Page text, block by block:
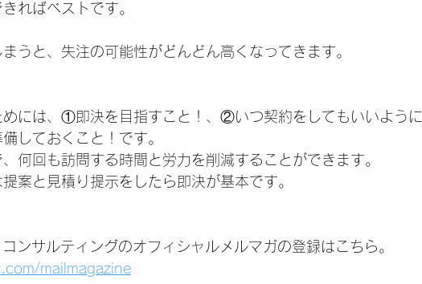
ればベストです。
うと、失注の可能性がどんどん高くなってきます。
めには、①即決を目指すこと！、②いつ契約をしてもいいように
しておくこと！です。
何回も訪問する時間と労力を削減することができます。
案と見積り提示をしたら即決が基本です。
ンサルティングのオフィシャルメルマガの登録はこちら。
mailmagazine